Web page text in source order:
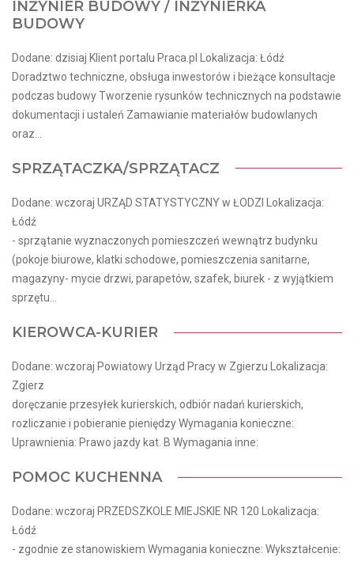
INŻYNIER BUDOWY / INŻYNIERKA
BUDOWY
Dodane: dzisiaj Klient portalu Praca.pl Lokalizacja: Łódź
Doradztwo techniczne, obsługa inwestorów i bieżące konsultacje
podczas budowy Tworzenie rysunków technicznych na podstawie
dokumentacji i ustaleń Zamawianie materiałów budowlanych
oraz...
SPRZĄTACZKA/SPRZĄTACZ
Dodane: wczoraj URZĄD STATYSTYCZNY w ŁODZI Lokalizacja:
Łódź
- sprzątanie wyznaczonych pomieszczeń wewnątrz budynku
(pokoje biurowe, klatki schodowe, pomieszczenia sanitarne,
magazyny- mycie drzwi, parapetów, szafek, biurek - z wyjątkiem
sprzętu...
KIEROWCA-KURIER
Dodane: wczoraj Powiatowy Urząd Pracy w Zgierzu Lokalizacja:
Zgierz
doręczanie przesyłek kurierskich, odbiór nadań kurierskich,
rozliczanie i pobieranie pieniędzy Wymagania konieczne:
Uprawnienia: Prawo jazdy kat. B Wymagania inne:
POMOC KUCHENNA
Dodane: wczoraj PRZEDSZKOLE MIEJSKIE NR 120 Lokalizacja:
Łódź
- zgodnie ze stanowiskiem Wymagania konieczne: Wykształcenie: